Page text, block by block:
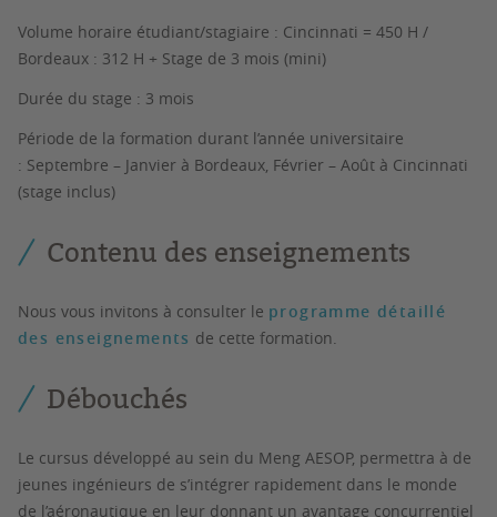
Volume horaire étudiant/stagiaire : Cincinnati = 450 H /
Bordeaux : 312 H + Stage de 3 mois (mini)
Durée du stage : 3 mois
Période de la formation durant l’année universitaire
: Septembre – Janvier à Bordeaux, Février – Août à Cincinnati
(stage inclus)
Contenu des enseignements
Nous vous invitons à consulter le programme détaillé
des enseignements de cette formation.
Débouchés
Le cursus développé au sein du Meng AESOP, permettra à de
jeunes ingénieurs de s’intégrer rapidement dans le monde
de l’aéronautique en leur donnant un avantage concurrentiel